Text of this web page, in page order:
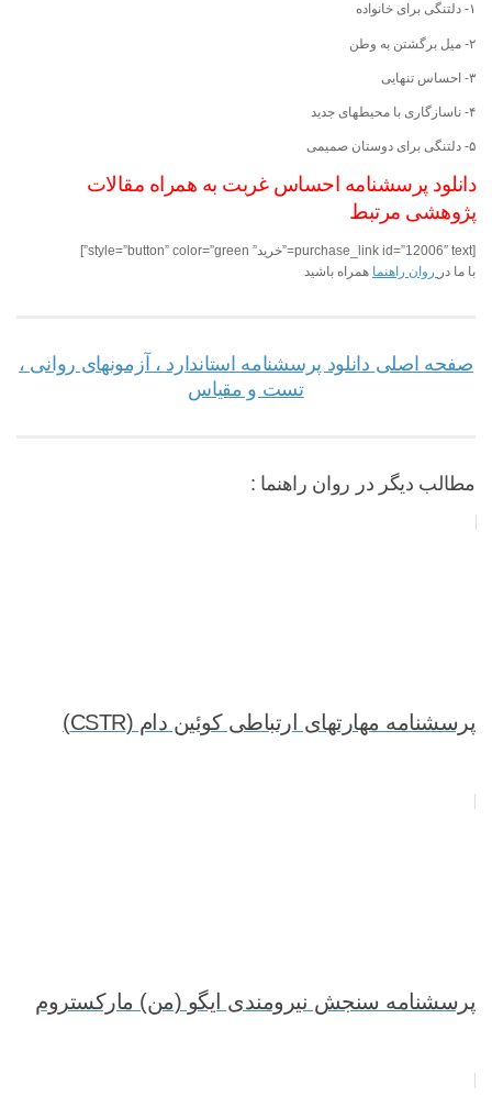
۱- دلتنگی برای خانواده
۲- میل برگشتن به وطن
۳- احساس تنهایی
۴- ناسازگاری با محیطهای جدید
۵- دلتنگی برای دوستان صمیمی
دانلود پرسشنامه احساس غربت به همراه مقالات
پژوهشی مرتبط
[purchase_link id=”12006″ text=”خرید” style=”button” color=”green”]
با ما در روان راهنما همراه باشید
صفحه اصلی دانلود پرسشنامه استاندارد ، آزمونهای روانی ،
تست و مقیاس
مطالب دیگر در روان راهنما :
پرسشنامه مهارتهای ارتباطی کوئین دام (CSTR)
پرسشنامه سنجش نیرومندی ایگو (من) مارکستروم